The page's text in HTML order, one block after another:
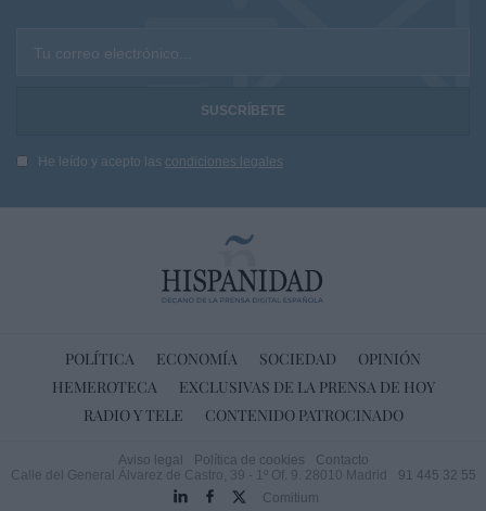
Tu correo electrónico...
He leído y acepto las condiciones legales
POLÍTICA ECONOMÍA SOCIEDAD
OPINIÓN
HEMEROTECA
EXCLUSIVAS DE LA PRENSA DE HOY
RADIO Y TELE
CONTENIDO PATROCINADO
Aviso legal Política de cookies
Contacto
Calle del General Álvarez de Castro, 39 - 1º Of. 9. 28010 Madrid
91 445 32 55
Comitium